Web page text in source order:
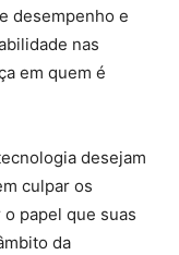
desempenho e
nas
em quem é
desejam
culpar os
papel que suas
da